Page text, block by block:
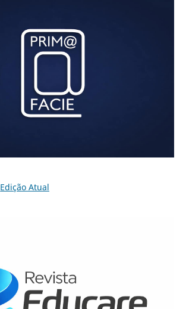
Edição Atual